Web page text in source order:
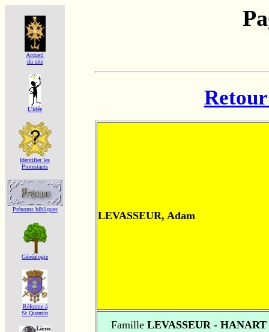
Accueil
du site
L'idée
Identifier les
Protestants
Prénoms bibliques
Généalogie
Réforme á
St Quentin
LEVASSEUR, Adam
Famille LEVASSEUR - HANART